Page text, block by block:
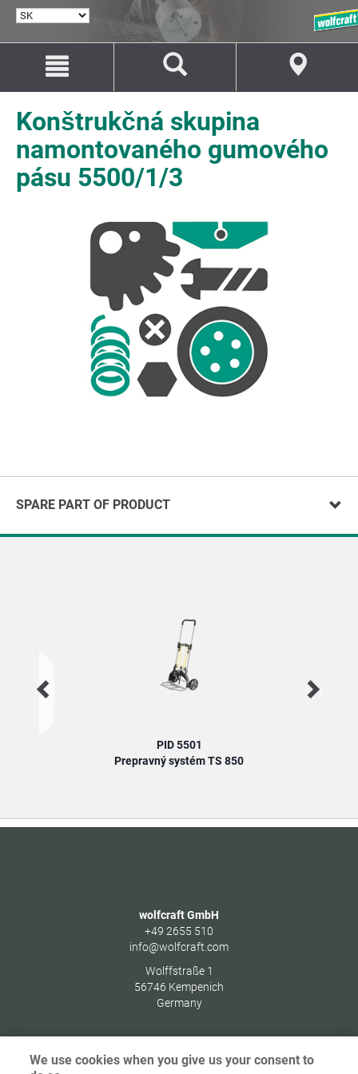
Obsah
Navigáciu
Konštrukčná skupina
namontovaného gumového
pásu 5500/1/3
SPARE PART OF PRODUCT
PID 5501
Prepravný systém TS 850
wolfcraft GmbH
+49 2655 510
info@wolfcraft.com
Wolffstraße 1
56746 Kempenich
Germany
We use cookies when you give us your consent to